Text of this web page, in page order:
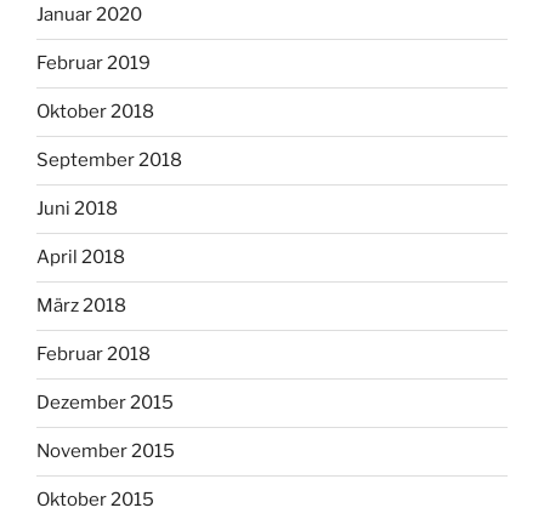
Januar 2020
Februar 2019
Oktober 2018
September 2018
Juni 2018
April 2018
März 2018
Februar 2018
Dezember 2015
November 2015
Oktober 2015